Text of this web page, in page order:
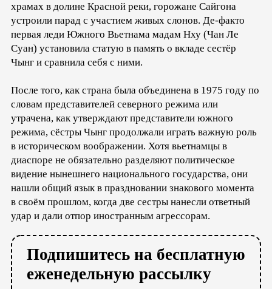
храмах в долине Красной реки, горожане Сайгона
устроили парад с участием живых слонов. Де-факто
первая леди Южного Вьетнама мадам Нху (Чан Ле
Суан) установила статую в память о вкладе сестёр
Чынг и сравнила себя с ними.
После того, как страна была объединена в 1975 году по
словам представителей северного режима или
утрачена, как утверждают представители южного
режима, сёстры Чынг продолжали играть важную роль
в историческом воображении. Хотя вьетнамцы в
диаспоре не обязательно разделяют политическое
видение нынешнего национального государства, они
нашли общий язык в праздновании знакового момента
в своём прошлом, когда две сестры нанесли ответный
удар и дали отпор иностранным агрессорам.
Подпишитесь на бесплатную
еженедельную рассылку